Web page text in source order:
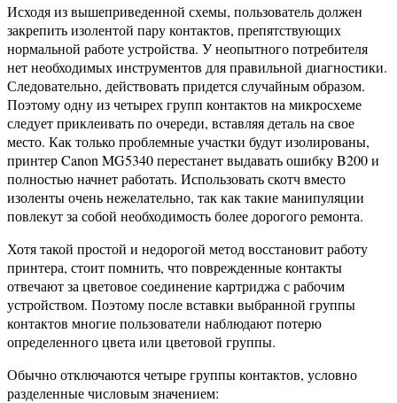
Исходя из вышеприведенной схемы, пользователь должен
закрепить изолентой пару контактов, препятствующих
нормальной работе устройства. У неопытного потребителя
нет необходимых инструментов для правильной диагностики.
Следовательно, действовать придется случайным образом.
Поэтому одну из четырех групп контактов на микросхеме
следует приклеивать по очереди, вставляя деталь на свое
место. Как только проблемные участки будут изолированы,
принтер Canon MG5340 перестанет выдавать ошибку B200 и
полностью начнет работать. Использовать скотч вместо
изоленты очень нежелательно, так как такие манипуляции
повлекут за собой необходимость более дорогого ремонта.
Хотя такой простой и недорогой метод восстановит работу
принтера, стоит помнить, что поврежденные контакты
отвечают за цветовое соединение картриджа с рабочим
устройством. Поэтому после вставки выбранной группы
контактов многие пользователи наблюдают потерю
определенного цвета или цветовой группы.
Обычно отключаются четыре группы контактов, условно
разделенные числовым значением: